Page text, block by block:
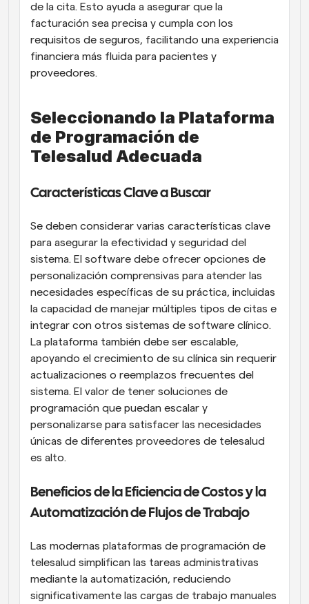
de la cita. Esto ayuda a asegurar que la
facturación sea precisa y cumpla con los
requisitos de seguros, facilitando una experiencia
financiera más fluida para pacientes y
proveedores.
Seleccionando la Plataforma
de Programación de
Telesalud Adecuada
Características Clave a Buscar
Se deben considerar varias características clave
para asegurar la efectividad y seguridad del
sistema. El software debe ofrecer opciones de
personalización comprensivas para atender las
necesidades específicas de su práctica, incluidas
la capacidad de manejar múltiples tipos de citas e
integrar con otros sistemas de software clínico.
La plataforma también debe ser escalable,
apoyando el crecimiento de su clínica sin requerir
actualizaciones o reemplazos frecuentes del
sistema. El valor de tener soluciones de
programación que puedan escalar y
personalizarse para satisfacer las necesidades
únicas de diferentes proveedores de telesalud
es alto.
Beneficios de la Eficiencia de Costos y la
Automatización de Flujos de Trabajo
Las modernas plataformas de programación de
telesalud simplifican las tareas administrativas
mediante la automatización, reduciendo
significativamente las cargas de trabajo manuales